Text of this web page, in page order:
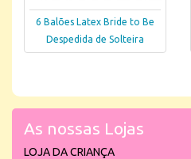
6 Balões Latex Bride to Be
Despedida de Solteira
As nossas Lojas
LOJA DA CRIANÇA